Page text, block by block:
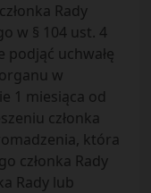
Rady
w § 104 ust. 4
podjąć uchwałę
w
1 miesiąca od
członka
która
członka Rady
Rady lub